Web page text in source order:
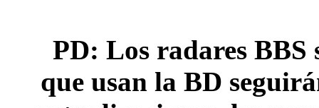
PD: Los radares
que usan la BD